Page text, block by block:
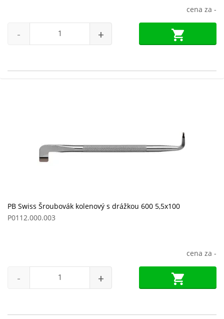
cena za -
- +
PB Swiss Šroubovák kolenový s drážkou 600 5,5x100
P0112.000.003
cena za -
- +